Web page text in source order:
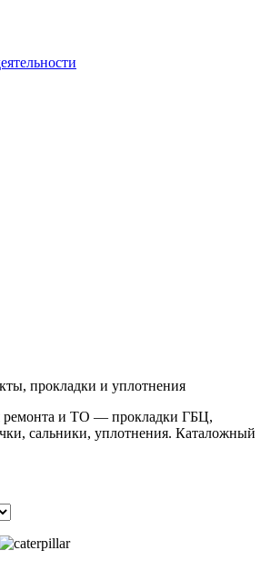
прокладки и уплотнения
ремонта и ТО — прокладки ГБЦ,
сальники, уплотнения. Каталожный